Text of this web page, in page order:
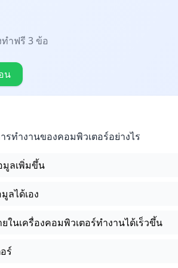
ำฟรี 3 ข้อ
น
รทำงานของคอมพิวเตอร์อย่างไร
มูลเพิ่มขึ้น
ลได้เอง
นเครื่องคอมพิวเตอร์ทำงานได้เร็วขึ้น
ร์